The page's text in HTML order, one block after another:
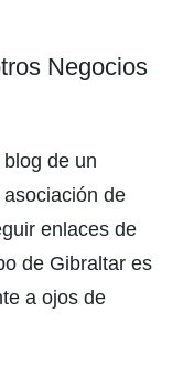
Negocios
de un
de
enlaces de
de Gibraltar es
a ojos de